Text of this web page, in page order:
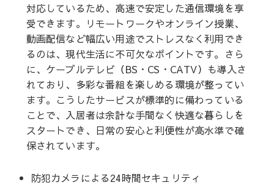
対応しているため、高速で安定した通信環境を享
受できます。リモートワークやオンライン授業、
動画配信など幅広い用途でストレスなく利用でき
るのは、現代生活に不可欠なポイントです。さら
に、ケーブルテレビ（BS・CS・CATV）も導入さ
れており、多彩な番組を楽しめる環境が整ってい
ます。こうしたサービスが標準的に備わっている
ことで、入居者は余計な手間なく快適な暮らしを
スタートでき、日常の安心と利便性が高水準で確
保されています。
防犯カメラによる24時間セキュリティ